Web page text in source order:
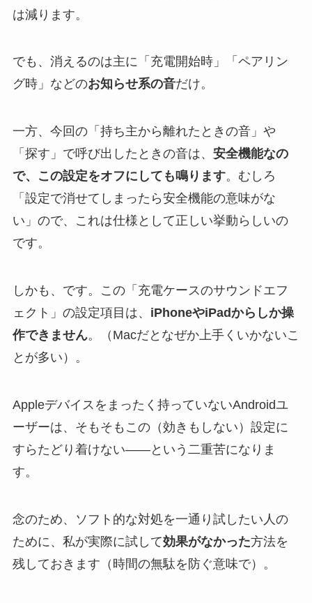
は減ります。
でも、消えるのは主に「充電開始時」「ペアリン
グ時」などのお知らせ系の音だけ。
一方、今回の「持ち主から離れたときの音」や
「探す」で呼び出したときの音は、 安全機能なの
で、この設定をオフにしても鳴ります。むしろ
「設定で消せてしまったら安全機能の意味がな
い」ので、これは仕様として正しい挙動らしいの
です。
しかも、です。この「充電ケースのサウンドエフ
ェクト」の設定項目は、 iPhoneやiPadからしか操
作できません。（Macだとなぜか上手くいかないこ
とが多い）。
Appleデバイスをまったく持っていないAndroidユ
ーザーは、そもそもこの（効きもしない）設定に
すらたどり着けない——という二重苦になりま
す。
念のため、ソフト的な対処を一通り試したい人の
ために、私が実際に試して効果がなかった方法を
残しておきます（時間の無駄を防ぐ意味で）。